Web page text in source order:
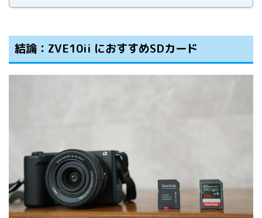
結論：ZVE10ii におすすめSDカード